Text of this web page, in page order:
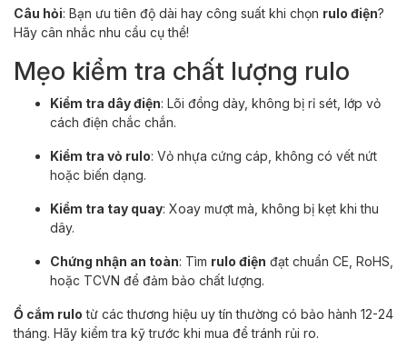
Câu hỏi: Bạn ưu tiên độ dài hay công suất khi chọn rulo điện?
Hãy cân nhắc nhu cầu cụ thể!
Mẹo kiểm tra chất lượng rulo
Kiểm tra dây điện: Lõi đồng dày, không bị rỉ sét, lớp vỏ
cách điện chắc chắn.
Kiểm tra vỏ rulo: Vỏ nhựa cứng cáp, không có vết nứt
hoặc biến dạng.
Kiểm tra tay quay: Xoay mượt mà, không bị kẹt khi thu
dây.
Chứng nhận an toàn: Tìm rulo điện đạt chuẩn CE, RoHS,
hoặc TCVN để đảm bảo chất lượng.
Ổ cắm rulo từ các thương hiệu uy tín thường có bảo hành 12-24
tháng. Hãy kiểm tra kỹ trước khi mua để tránh rủi ro.